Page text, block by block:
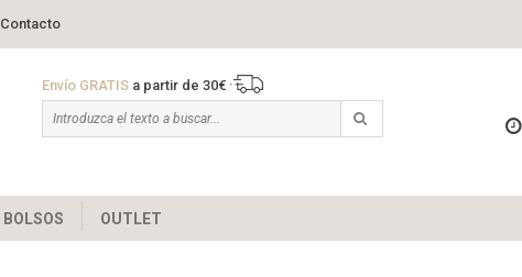
Contacto
Envío GRATISa partir de 30€
BOLSOS OUTLET